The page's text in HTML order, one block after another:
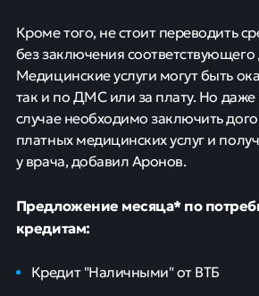
Кроме того, не стоит переводить
без заключения соответствующего
Медицинские услуги могут быть
так и по ДМС или за плату. Но
случае необходимо заключить
платных медицинских услуг и
у врача, добавил Аронов.
Предложение месяца* по
кредитам:
Кредит "Наличными" от ВТБ